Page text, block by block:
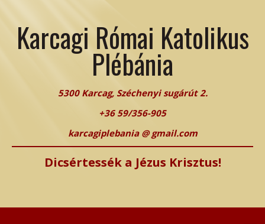
Karcagi Római Katolikus
Plébánia
5300 Karcag, Széchenyi sugárút 2.
+36 59/356-905
karcagiplebania @ gmail.com
Dicsértessék a Jézus Krisztus!